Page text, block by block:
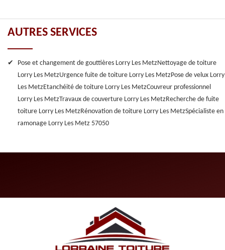
AUTRES SERVICES
Pose et changement de gouttières Lorry Les MetzNettoyage de toiture
Lorry Les MetzUrgence fuite de toiture Lorry Les MetzPose de velux Lorry
Les MetzEtanchéité de toiture Lorry Les MetzCouvreur professionnel
Lorry Les MetzTravaux de couverture Lorry Les MetzRecherche de fuite
toiture Lorry Les MetzRénovation de toiture Lorry Les MetzSpécialiste en
ramonage Lorry Les Metz 57050